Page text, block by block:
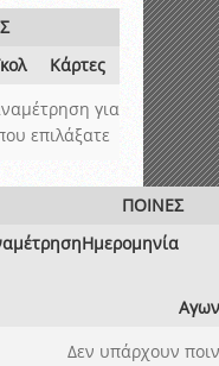
Κάρτες
για
επιλάξατε
ΠΟΙΝΕΣ
Ημερομηνία
Δεν υπάρχουν